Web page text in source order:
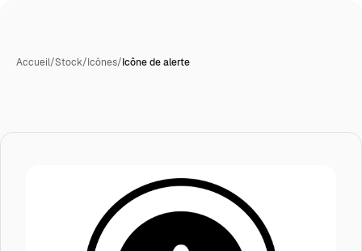
Accueil/Stock/Icônes/Icône de alerte